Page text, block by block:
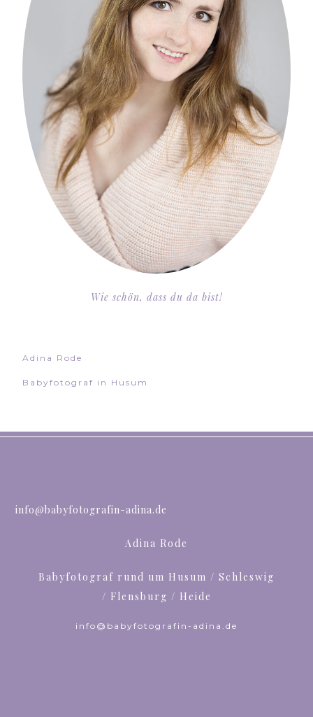
Wie schön, dass du da bist!
Adina Rode
Babyfotograf in Husum
info@babyfotografin-adina.de
Adina Rode
Babyfotograf rund um Husum / Schleswig
/ Flensburg / Heide
info@babyfotografin-adina.de